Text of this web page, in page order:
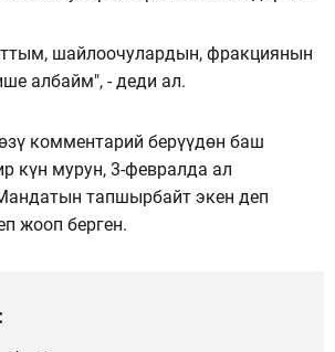
шайлоочулардын, фракциянын
албайм", - деди ал.
комментарий берүүдөн баш
күн мурун, 3-февралда ал
тапшырбайт экен деп
жооп берген.